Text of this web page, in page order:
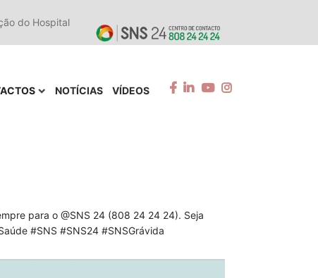
do Hospital
NOTÍCIAS VÍDEOS
para o @SNS 24 (808 24 24 24). Seja
#SNS #SNS24 #SNSGrávida